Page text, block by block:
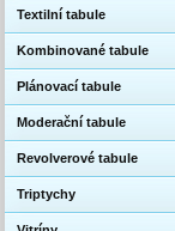
Textilní tabule
Kombinované tabule
Plánovací tabule
Moderační tabule
Revolverové tabule
Triptychy